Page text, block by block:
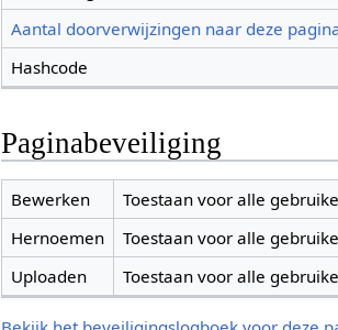
Aantal doorverwijzingen naar deze
Hashcode
Paginabeveiliging
Bewerken
Toestaan voor alle
Hernoemen
Toestaan voor alle
Uploaden
Toestaan voor alle